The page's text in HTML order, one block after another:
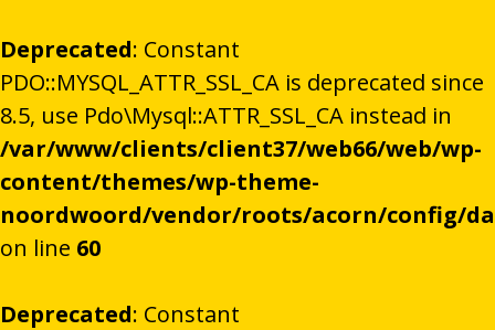
Deprecated: Constant
PDO::MYSQL_ATTR_SSL_CA is deprecated since
8.5, use Pdo\Mysql::ATTR_SSL_CA instead in
/var/www/clients/client37/web66/web/wp-
content/themes/wp-theme-
noordwoord/vendor/roots/acorn/config/
on line 60
Deprecated: Constant